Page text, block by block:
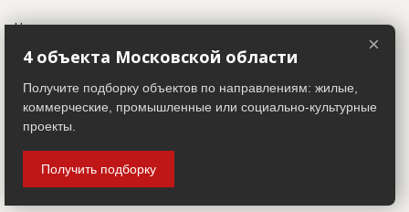
Настоящим строительным адресом можно считать адрес,
указанный в правоустанавливающих документах. Иногда
строительные организации делают свои добавления
(например, вторая очередь). В официальных документах
должен присутствовать официальный строительный адрес,
а все остальное - это уточнения типа "шестикомнатная
квартира с большой кладовой", которые годятся только
для переговоров.
Цикл строительства
×
4 объекта Московской области
Получите подборку объектов по направлениям: жилые,
коммерческие, промышленные или социально-культурные
проекты.
Получить подборку